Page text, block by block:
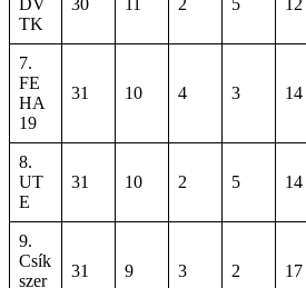
DV
TK
30 11 2 5 12
7.
FE
HA
19
31 10 4 3 14
8.
UT
E
31 10 2 5 14
9.
Csík
szer
31 9 3 2 17